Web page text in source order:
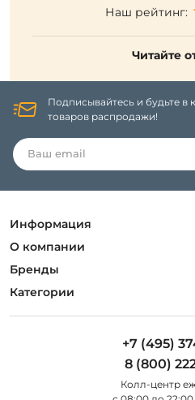
Наш рейтинг:
Читайте
Подписывайтесь и будьте в
товаров распродажи!
Информация
Политика конфиденциальности
Гарантия
Оплата и доставка
О компании
О компании
Контакты
Бренды
Artelamp
Категории
Люстры
Уличные светильники
+7 (495)
8 (800)
Колл-центр